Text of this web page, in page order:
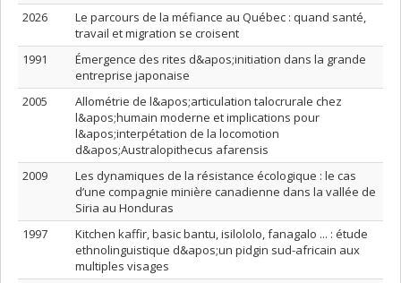
2026
Le parcours de la méfiance au Québec : quand santé,
travail et migration se croisent
1991
Émergence des rites d&apos;initiation dans la grande
entreprise japonaise
2005
Allométrie de l&apos;articulation talocrurale chez
l&apos;humain moderne et implications pour
l&apos;interpétation de la locomotion
d&apos;Australopithecus afarensis
2009
Les dynamiques de la résistance écologique : le cas
d’une compagnie minière canadienne dans la vallée de
Siria au Honduras
1997
Kitchen kaffir, basic bantu, isilololo, fanagalo ... : étude
ethnolinguistique d&apos;un pidgin sud-africain aux
multiples visages